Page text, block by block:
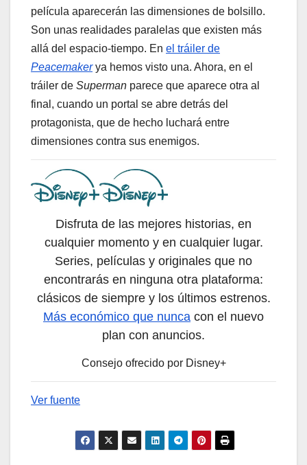
película aparecerán las dimensiones de bolsillo.
Son unas realidades paralelas que existen más
allá del espacio-tiempo. En el tráiler de
Peacemakerya hemos visto una. Ahora, en el
tráiler de Superman parece que aparece otra al
final, cuando un portal se abre detrás del
protagonista, que de hecho luchará entre
dimensiones contra sus enemigos.
Disfruta de las mejores historias, en
cualquier momento y en cualquier lugar.
Series, películas y originales que no
encontrarás en ninguna otra plataforma:
clásicos de siempre y los últimos estrenos.
Más económico que nunca con el nuevo
plan con anuncios.
Consejo ofrecido por Disney+
Ver fuente